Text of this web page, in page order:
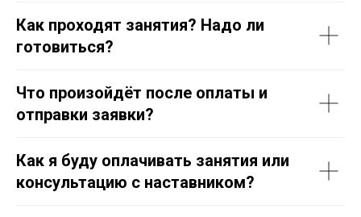
Как проходят занятия? Надо ли
готовиться?
Что произойдёт после оплаты и
отправки заявки?
Как я буду оплачивать занятия или
консультацию с наставником?